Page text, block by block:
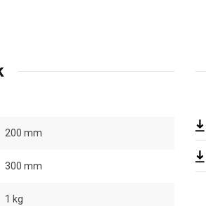
200 mm
300 mm
1 kg